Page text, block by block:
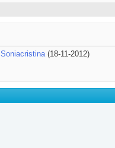
Soniacristina(18-11-2012)